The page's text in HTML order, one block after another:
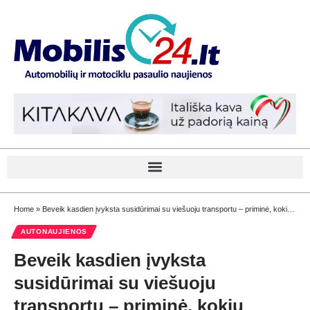
Home » Beveik kasdien įvyksta susidūrimai su viešuoju transportu – priminė, kokių taisyklių nesilaikoma
AUTONAUJIENOS
Beveik kasdien įvyksta
susidūrimai su viešuoju
transportu – priminė, kokių